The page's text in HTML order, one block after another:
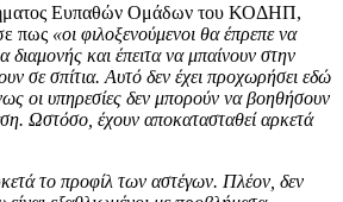
Ευπαθών Ομάδων του ΚΟΔΗΠ,
πως «οι φιλοξενούμενοι θα έπρεπε να
διαμονής και έπειτα να μπαίνουν στην
σε σπίτια. Αυτό δεν έχει προχωρήσει εδώ
οι υπηρεσίες δεν μπορούν να βοηθήσουν
Ωστόσο, έχουν αποκατασταθεί αρκετά
το προφίλ των αστέγων. Πλέον, δεν